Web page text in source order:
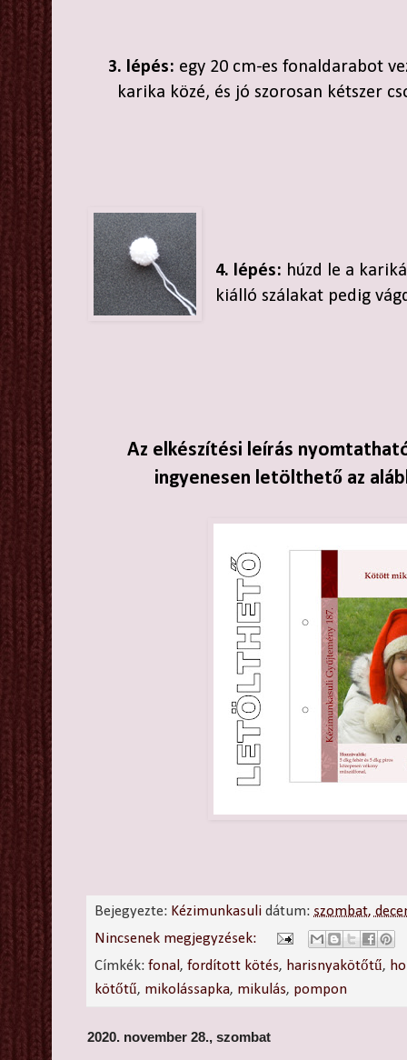
3. lépés: egy 20 cm-es fonaldarabot
karika közé, és jó szorosan kétszer
4. lépés: húzd le a
kiálló szálakat pedig
Az elkészítési leírás
ingyenesen letölthető az
Bejegyezte: Kézimunkasuli dátum: szombat,
Nincsenek megjegyzések:
Címkék:fonal ,fordított kötés, harisnyakötőtű,
kötőtű, mikolássapka, mikulás, pompon
2020. november 28., szombat